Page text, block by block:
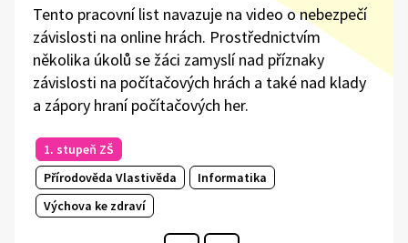
Tento pracovní list navazuje na video o nebezpečí
závislosti na online hrách. Prostřednictvím
několika úkolů se žáci zamyslí nad příznaky
závislosti na počítačových hrách a také nad klady
a zápory hraní počítačových her.
1. stupeň ZŠ
Přírodověda Vlastivěda
Informatika
Výchova ke zdraví